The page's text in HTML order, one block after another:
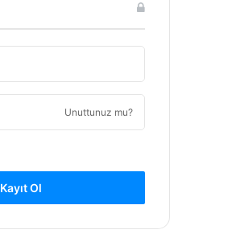
Unuttunuz mu?
Kayıt Ol